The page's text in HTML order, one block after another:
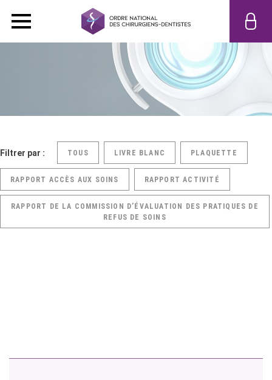
Filtrer par : TOUS LIVRE BLANC PLAQUETTE
RAPPORT ACCÈS AUX SOINS RAPPORT ACTIVITÉ
RAPPORT DE LA COMMISSION D’ÉVALUATION DES PRATIQUES DE
REFUS DE SOINS